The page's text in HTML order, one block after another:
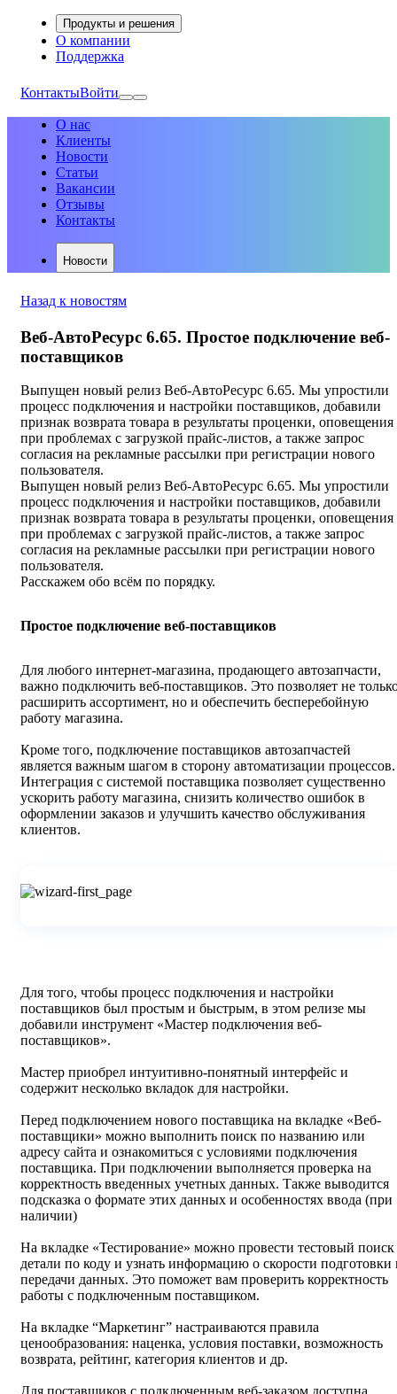
Продукты и решения
О компании
Поддержка
КонтактыВойти
О нас
Клиенты
Новости
Статьи
Вакансии
Отзывы
Контакты
Новости
Назад к новостям
Веб-АвтоРесурс 6.65. Простое подключение веб-
поставщиков
Выпущен новый релиз Веб-АвтоРесурс 6.65. Мы упростили
процесс подключения и настройки поставщиков, добавили
признак возврата товара в результаты проценки, оповещения
при проблемах с загрузкой прайс-листов, а также запрос
согласия на рекламные рассылки при регистрации нового
пользователя.
Выпущен новый релиз Веб-АвтоРесурс 6.65. Мы упростили
процесс подключения и настройки поставщиков, добавили
признак возврата товара в результаты проценки, оповещения
при проблемах с загрузкой прайс-листов, а также запрос
согласия на рекламные рассылки при регистрации нового
пользователя.
Расскажем обо всём по порядку.
Простое подключение веб-поставщиков
Для любого интернет-магазина, продающего автозапчасти,
важно подключить веб-поставщиков. Это позволяет не
расширить ассортимент, но и обеспечить бесперебойную
работу магазина.
Кроме того, подключение поставщиков автозапчастей
является важным шагом в сторону автоматизации процессов.
Интеграция с системой поставщика позволяет существенно
ускорить работу магазина, снизить количество ошибок в
оформлении заказов и улучшить качество обслуживания
клиентов.
Для того, чтобы процесс подключения и настройки
поставщиков был простым и быстрым, в этом релизе мы
добавили инструмент «Мастер подключения веб-
поставщиков».
Мастер приобрел интуитивно-понятный интерфейс и
содержит несколько вкладок для настройки.
Перед подключением нового поставщика на вкладке «Веб-
поставщики» можно выполнить поиск по названию или
адресу сайта и ознакомиться с условиями подключения
поставщика. При подключении выполняется проверка на
корректность введенных учетных данных. Также выводится
подсказка о формате этих данных и особенностях ввода (при
наличии)
На вкладке «Тестирование» можно провести тестовый поиск
детали по коду и узнать информацию о скорости подготовки
передачи данных. Это поможет вам проверить корректность
работы с подключенным поставщиком.
На вкладке “Маркетинг” настраиваются правила
ценообразования: наценка, условия поставки, возможность
возврата, рейтинг, категория клиентов и др.